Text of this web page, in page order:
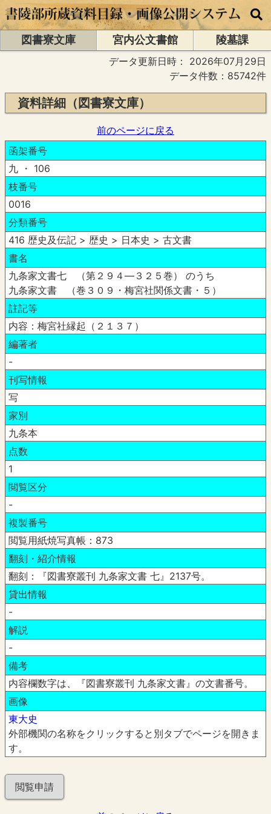
図書寮文庫 宮内公文書館
陵墓課
データ更新日時： 2026年07月29日
データ件数：85742件
資料詳細（図書寮文庫）
前のページに戻る
函架番号
九 ・ 106
枝番号
0016
分類番号
416 歴史及伝記 > 歴史 > 日本史 > 古文書
書名
九条家文書七 （第２９４―３２５巻） のうち
九条家文書 （巻３０９・梅宮社関係文書・５）
註記等
内容：梅宮社縁起（２１３７）
編著者
-
刊写情報
写
家別
九条本
点数
1
閲覧区分
-
複製番号
閲覧用紙焼写真帳：873
翻刻・紹介情報
翻刻：『図書寮叢刊 九条家文書 七』2137号。
貸出情報
-
解説
-
備考
内容欄数字は、『図書寮叢刊 九条家文書』の文書番号。
画像
東大史
外部機関の名称をクリックすると別タブでページを開きま
す。
閲覧申請